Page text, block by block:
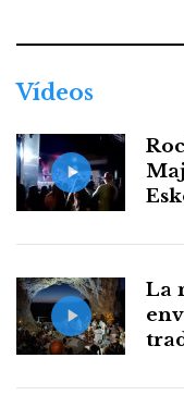
Vídeos
La